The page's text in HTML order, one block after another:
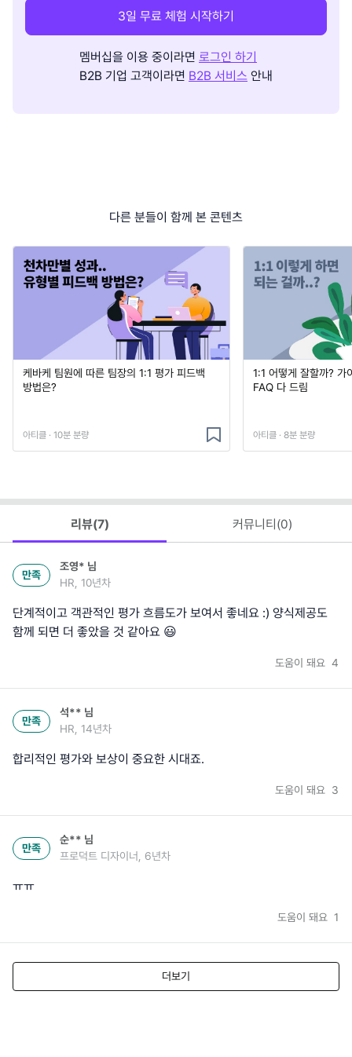
3일 무료 체험 시작하기
멤버십을 이용 중이라면 로그인 하기
B2B 기업 고객이라면 B2B 서비스 안내
다른 분들이 함께 본 콘텐츠
케바케 팀원에 따른 팀장의 1:1 평가 피드백
방법은?
아티클 · 10분 분량
1:1 어떻게 잘할까? 가
FAQ 다 드림
아티클 · 8분 분량
리뷰(7) 커뮤니티(0)
만족
조영* 님
HR, 10년차
단계적이고 객관적인 평가 흐름도가 보여서 좋네요 :) 양식제공도
함께 되면 더 좋았을 것 같아요 😃
도움이 돼요 4
만족
석** 님
HR, 14년차
합리적인 평가와 보상이 중요한 시대죠.
도움이 돼요 3
만족
순** 님
프로덕트 디자이너, 6년차
ㅠㅠ
도움이 돼요 1
더보기